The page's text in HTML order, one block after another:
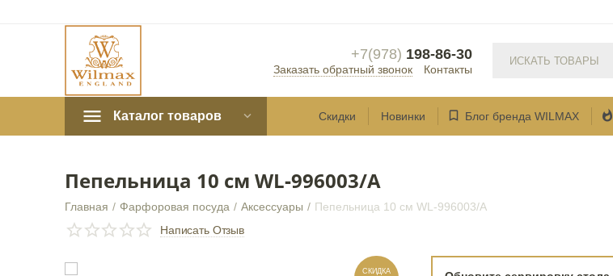
+7(978) 198-86-30
Заказать обратный звонок Контакты
Каталог товаров Скидки Новинки  Блог бренда WILMAX 
Пепельница 10 см WL‑996003/A
Главная / Фарфоровая посуда / Аксессуары / Пепельница 10 см WL‑996003/A
Написать Отзыв